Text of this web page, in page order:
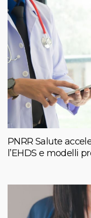
PNRR Salute
l’EHDS e modelli